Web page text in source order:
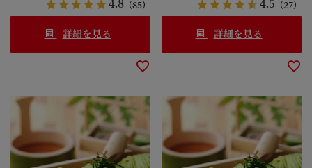
4.8 （85）
詳細を見る
4.5 （27）
詳細を見る